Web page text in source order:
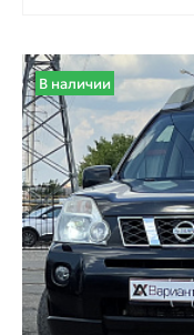
В наличии